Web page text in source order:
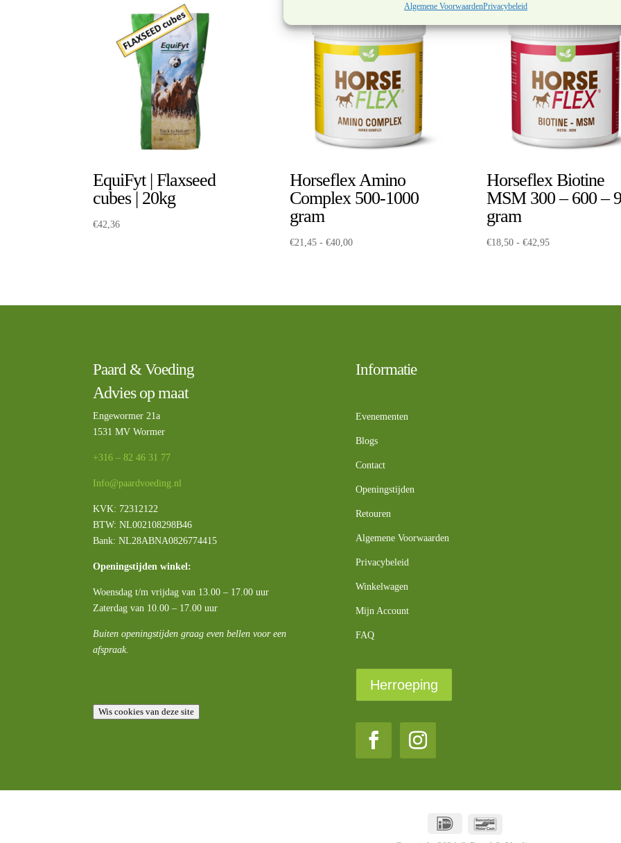
Algemene VoorwaardenPrivacybeleid
EquiFyt | Flaxseed
cubes | 20kg
€42,36
Horseflex Amino
Complex 500-1000
gram
€21,45 - €40,00Prijsklasse:
Horseflex Biotine
MSM 300 – 600 –
gram
€18,50 - €42,95Prijsklasse:
Paard & Voeding
Advies op maat
Engewormer 21a
1531 MV Wormer
+316 – 82 46 31 77
Info@paardvoeding.nl
KVK: 72312122
BTW:NL002108298B46
Bank: NL28ABNA0826774415
Openingstijden winkel:
Woensdag t/m vrijdag van 13.00 – 17.00 uur
Zaterdag van 10.00 – 17.00 uur
Buiten openingstijden graag even bellen voor een
afspraak.
Wis cookies van deze site
Informatie
Evenementen
Blogs
Contact
Openingstijden
Retouren
Algemene Voorwaarden
Privacybeleid
Winkelwagen
Mijn Account
FAQ
Herroeping